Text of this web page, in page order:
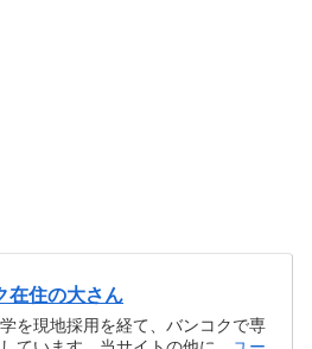
在住の大さん
を現地採用を経て、バンコクで専